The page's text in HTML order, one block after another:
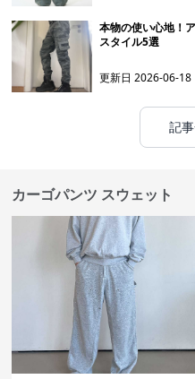
本物の使い心地！
スタイル5選
更新日2026-06-18
記
カーゴパンツ スウェット